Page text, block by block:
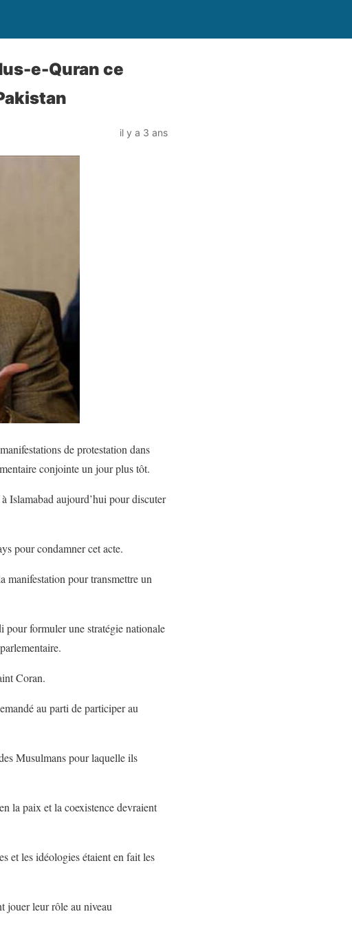
e-Quran ce
il y a 3 ans
de protestation dans
conjointe un jour plus tôt.
Islamabad aujourd’hui pour discuter
pour condamner cet acte.
pour transmettre un
pour formuler une stratégie nationale
Coran.
au parti de participer au
Musulmans pour laquelle ils
la paix et la coexistence devraient
et les idéologies étaient en fait les
jouer leur rôle au niveau